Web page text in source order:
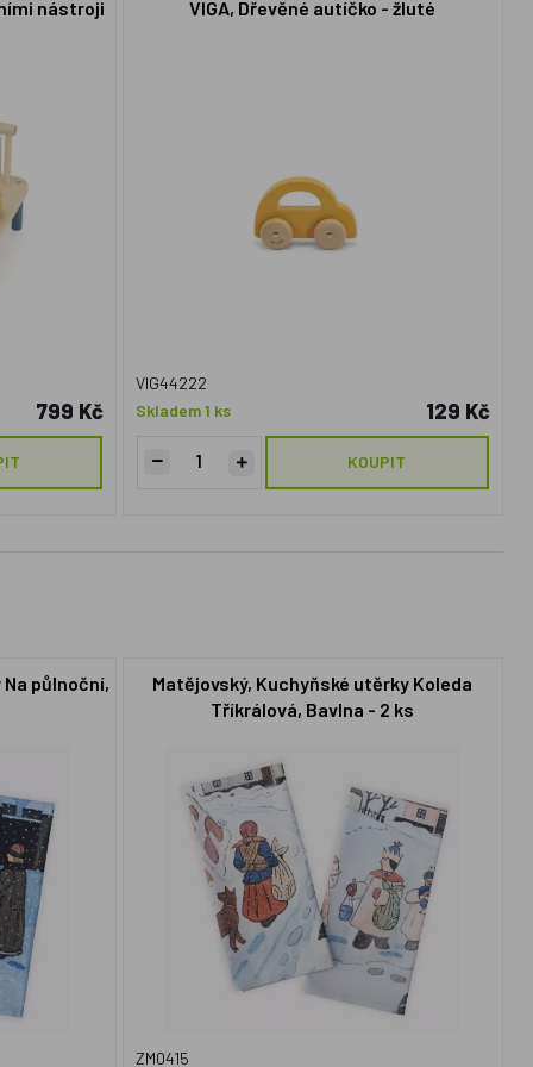
nástroji
799 Kč
VIGA, Dřevěné autíčko - žluté
VIG44222
Skladem 1 ks
129 Kč
KOUPIT
půlnoční,
Matějovský, Kuchyňské utěrky Koleda
Tříkrálová, Bavlna - 2 ks
ZM0415